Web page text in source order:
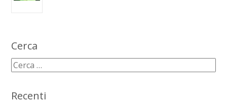
Cerca
Recenti